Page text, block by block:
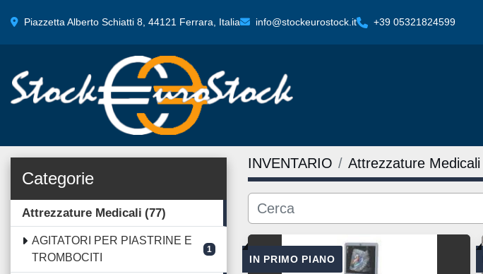
Piazzetta Alberto Schiatti 8, 44121 Ferrara, Italia info@stockeurostock.it +39 05321824599
Categorie
Attrezzature Medicali 77
AGITATORI PER PIASTRINE E
TROMBOCITI
1
INVENTARIO Attrezzature Medicali
IN PRIMO PIANO